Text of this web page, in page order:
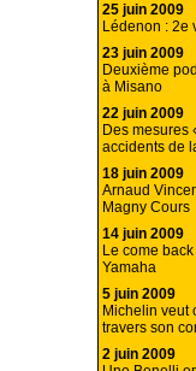
25 juin 2009
Lédenon : 2e
23 juin 2009
Deuxième
à Misano
22 juin 2009
Des mesures
accidents de
18 juin 2009
Arnaud
Magny Cours
14 juin 2009
Le come
Yamaha
5 juin 2009
Michelin veut
travers son
2 juin 2009